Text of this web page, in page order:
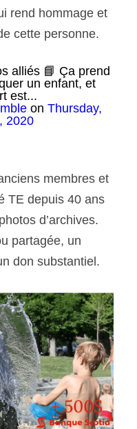
rend hommage et
cette personne.
alliés 📘 Ça prend
un enfant, et
est...
on Thursday,
2020
membres et
TE depuis 40 ans
d’archives.
partagée, un
don substantiel.